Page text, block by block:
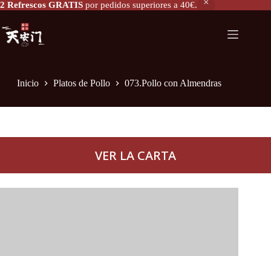
2 Refrescos GRATIS por pedidos superiores a 40€.
073.Pollo con Almendras
€
Inicio Platos de Pollo 073.Pollo con Almendras
VER LA CARTA